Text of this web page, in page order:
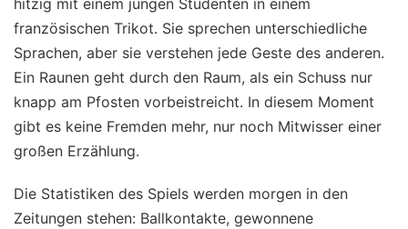
französischen Trikot. Sie sprechen unterschiedliche
Sprachen, aber sie verstehen jede Geste des anderen.
Ein Raunen geht durch den Raum, als ein Schuss nur
knapp am Pfosten vorbeistreicht. In diesem Moment
gibt es keine Fremden mehr, nur noch Mitwisser einer
großen Erzählung.
Die Statistiken des Spiels werden morgen in den
Zeitungen stehen: Ballkontakte, gewonnene